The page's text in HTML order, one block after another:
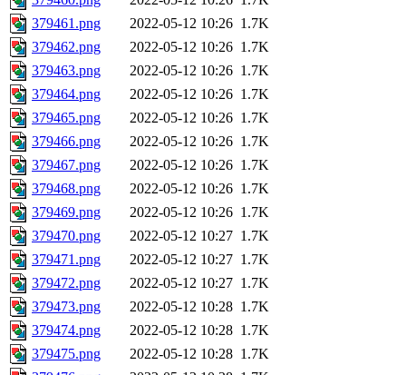
379461.png
2022-05-12 10:26 1.7K
379462.png
2022-05-12 10:26 1.7K
379463.png
2022-05-12 10:26 1.7K
379464.png
2022-05-12 10:26 1.7K
379465.png
2022-05-12 10:26 1.7K
379466.png
2022-05-12 10:26 1.7K
379467.png
2022-05-12 10:26 1.7K
379468.png
2022-05-12 10:26 1.7K
379469.png
2022-05-12 10:26 1.7K
379470.png
2022-05-12 10:27 1.7K
379471.png
2022-05-12 10:27 1.7K
379472.png
2022-05-12 10:27 1.7K
379473.png
2022-05-12 10:28 1.7K
379474.png
2022-05-12 10:28 1.7K
379475.png
2022-05-12 10:28 1.7K